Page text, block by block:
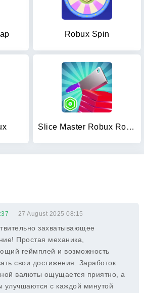
Robux Spin
Slice Master Robux Roblominer
27 August 2025 08:15
захватывающее
Простая механика,
геймплей и возможность
свои достижения. Заработок
валюты ощущается приятно, а
улучшаются с каждой минутой